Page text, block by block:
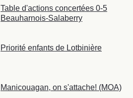
Table d'actions concertées 0-5
Beauharnois-Salaberry
Priorité enfants de Lotbinière
Manicouagan, on s'attache! (MOA)